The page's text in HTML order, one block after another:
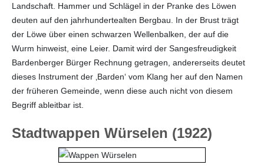
Landschaft. Hammer und Schlägel in der Pranke des Löwen
deuten auf den jahrhundertealten Bergbau. In der Brust trägt
der Löwe über einen schwarzen Wellenbalken, der auf die
Wurm hinweist, eine Leier. Damit wird der Sangesfreudigkeit
Bardenberger Bürger Rechnung getragen, andererseits deutet
dieses Instrument der ‚Barden‘ vom Klang her auf den Namen
der früheren Gemeinde, wenn diese auch nicht von diesem
Begriff ableitbar ist.
Stadtwappen Würselen (1922)